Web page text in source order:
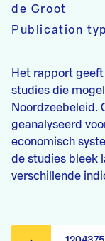
de Groot
Publication
Het rapport
studies die
Noordzeebeleid.
geanalyseerd
economisch
de studies bleek
verschillende